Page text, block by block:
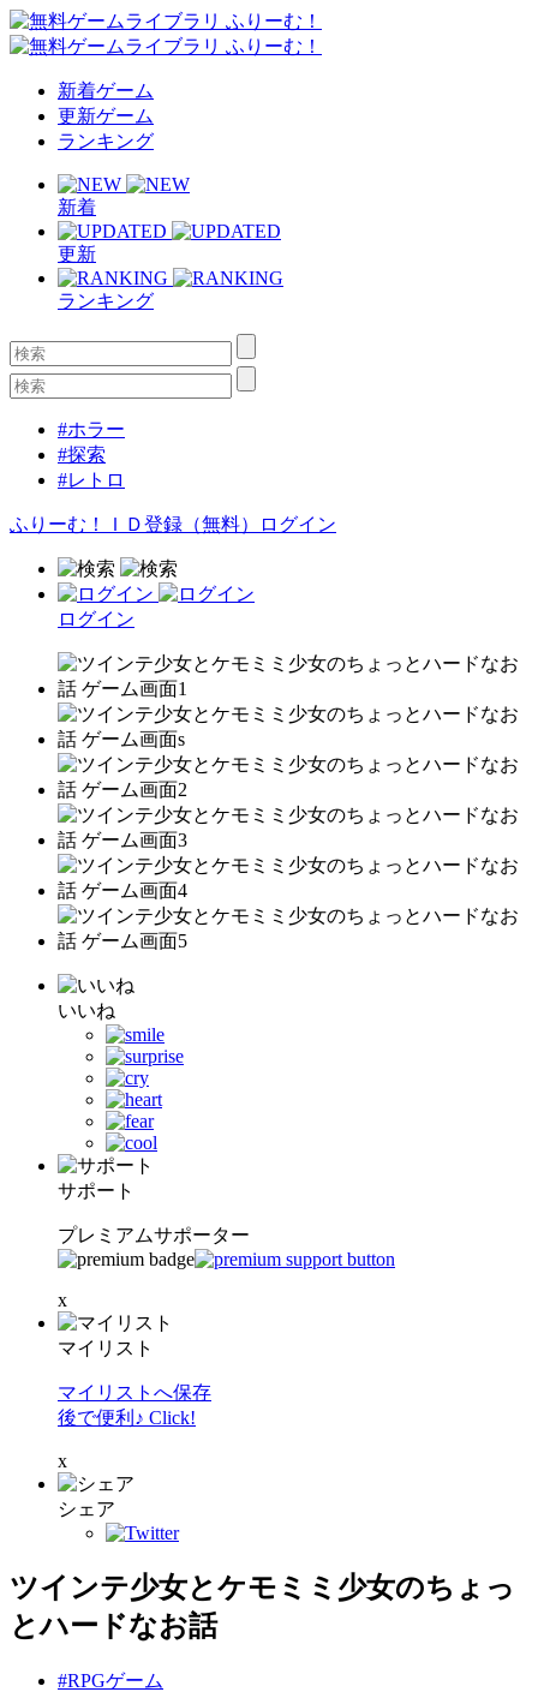
新着ゲーム
更新ゲーム
ランキング
新着
更新
ランキング
#ホラー
#探索
#レトロ
ふりーむ！ＩＤ登録（無料） ログイン
ログイン
いいね
サポート
プレミアムサポーター
x
マイリスト
マイリストへ保存
後で便利♪ Click!
x
シェア
ツインテ少女とケモミミ少女のちょっ
とハードなお話
#RPGゲーム